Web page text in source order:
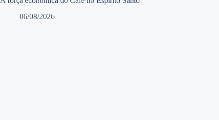
06/08/2026